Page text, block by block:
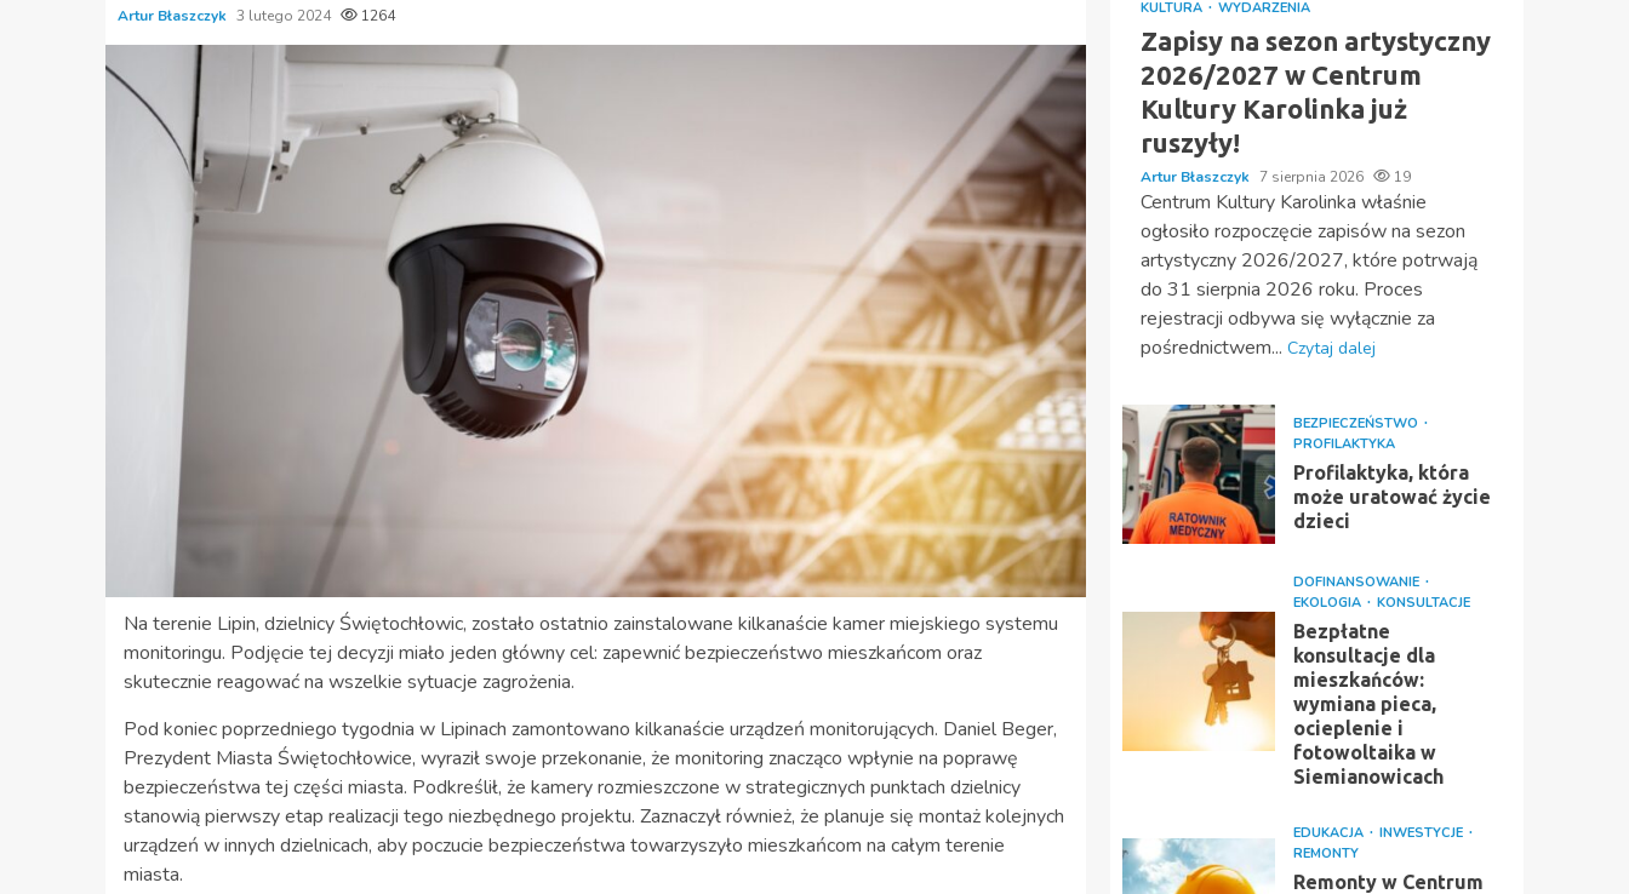
Artur Błaszczyk 3 lutego 2024 1264
Na terenie Lipin, dzielnicy Świętochłowic, zostało ostatnio zainstalowane kilkanaście kamer miejskiego systemu
monitoringu. Podjęcie tej decyzji miało jeden główny cel: zapewnić bezpieczeństwo mieszkańcom oraz
skutecznie reagować na wszelkie sytuacje zagrożenia.
Pod koniec poprzedniego tygodnia w Lipinach zamontowano kilkanaście urządzeń monitorujących. Daniel Beger,
Prezydent Miasta Świętochłowice, wyraził swoje przekonanie, że monitoring znacząco wpłynie na poprawę
bezpieczeństwa tej części miasta. Podkreślił, że kamery rozmieszczone w strategicznych punktach dzielnicy
stanowią pierwszy etap realizacji tego niezbędnego projektu. Zaznaczył również, że planuje się montaż kolejnych
urządzeń w innych dzielnicach, aby poczucie bezpieczeństwa towarzyszyło mieszkańcom na całym terenie
miasta.
KULTURA WYDARZENIA
Zapisy na sezon artystyczny
2026/2027 w Centrum
Kultury Karolinka już
ruszyły!
Artur Błaszczyk 7 sierpnia 2026 19
Centrum Kultury Karolinka właśnie
ogłosiło rozpoczęcie zapisów na sezon
artystyczny 2026/2027, które potrwają
do 31 sierpnia 2026 roku. Proces
rejestracji odbywa się wyłącznie za
pośrednictwem... Czytaj dalej
BEZPIECZEŃSTWO
PROFILAKTYKA
Profilaktyka, która
może uratować życie
dzieci
DOFINANSOWANIE
EKOLOGIA
KONSULTACJE
Bezpłatne
konsultacje dla
mieszkańców:
wymiana pieca,
ocieplenie i
fotowoltaika w
Siemianowicach
EDUKACJA
INWESTYCJE
REMONTY
Remonty w Centrum